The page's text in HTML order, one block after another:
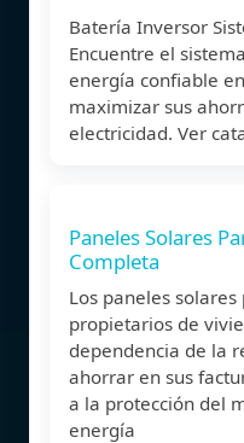
Batería Inversor
Encuentre el
energía confiable
maximizar sus
electricidad. Ver
Paneles Solares
Completa
Los paneles
propietarios de
dependencia de la
ahorrar en sus
a la protección del
energía